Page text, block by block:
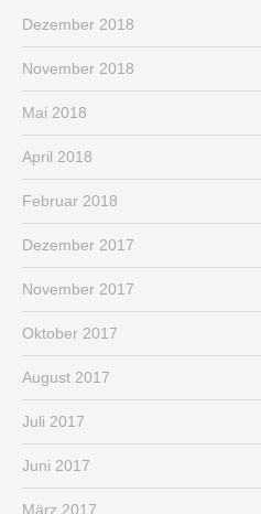
Dezember 2018
November 2018
Mai 2018
April 2018
Februar 2018
Dezember 2017
November 2017
Oktober 2017
August 2017
Juli 2017
Juni 2017
März 2017